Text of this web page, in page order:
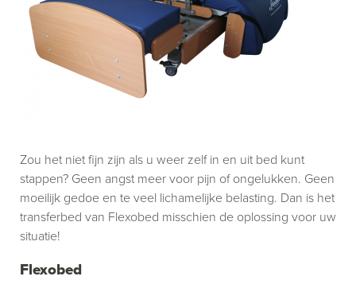
Flexobed
Zou het niet fijn zijn als u weer zelf in en uit bed kunt
stappen? Geen angst meer voor pijn of ongelukken. Geen
moeilijk gedoe en te veel lichamelijke belasting. Dan is het
transferbed van Flexobed misschien de oplossing voor uw
situatie!